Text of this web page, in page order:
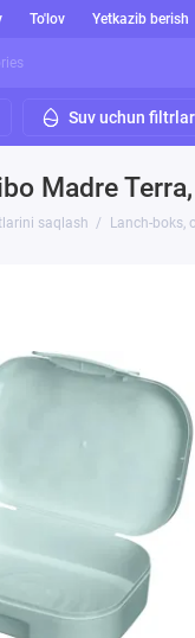
To'lov Yetkazib berish
Suv uchun filtrlar
Madre
saqlash Lanch-boks,